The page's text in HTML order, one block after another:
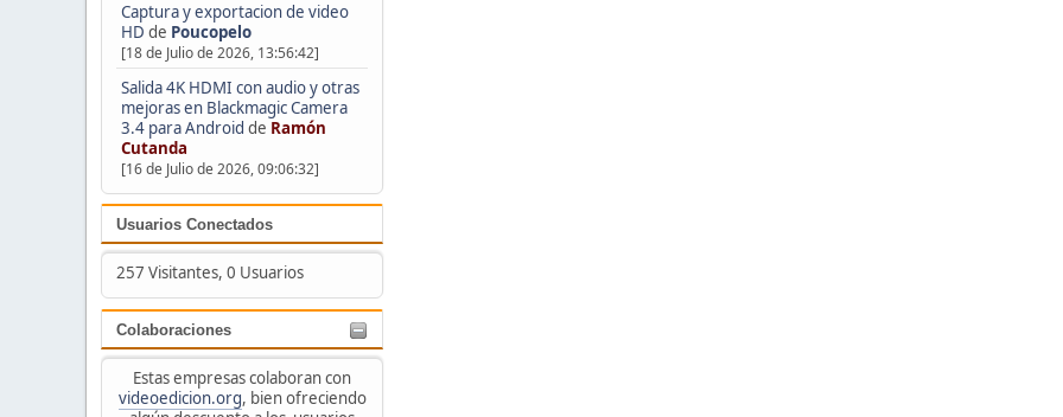
Captura y exportacion de video
HD de Poucopelo
[18 de Julio de 2026, 13:56:42]
Salida 4K HDMI con audio y otras
mejoras en Blackmagic Camera
3.4 para Android de Ramón
Cutanda
[16 de Julio de 2026, 09:06:32]
Usuarios Conectados
257 Visitantes, 0 Usuarios
Colaboraciones
Estas empresas colaboran con
videoedicion.org, bien ofreciendo